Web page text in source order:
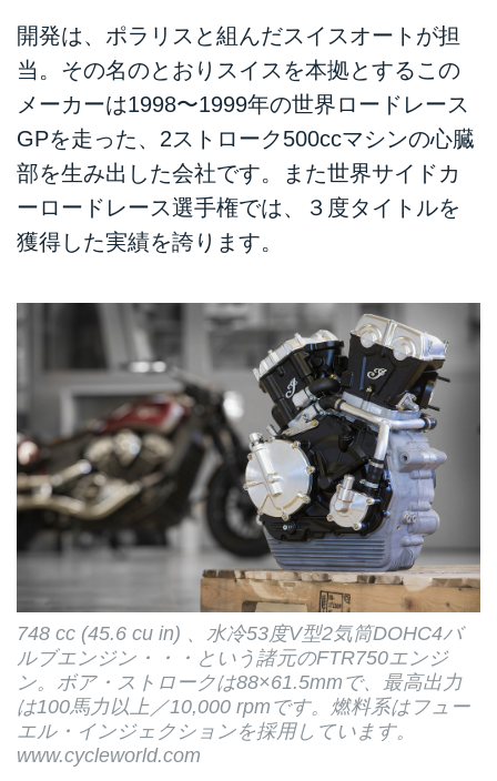
開発は、ポラリスと組んだスイスオートが担
当。その名のとおりスイスを本拠とするこの
メーカーは1998〜1999年の世界ロードレース
GPを走った、2ストローク500ccマシンの心臓
部を生み出した会社です。また世界サイドカ
ーロードレース選手権では、３度タイトルを
獲得した実績を誇ります。
748 cc (45.6 cu in) 、水冷53度V型2気筒DOHC4バ
ルブエンジン・・・という諸元のFTR750エンジ
ン。ボア・ストロークは88×61.5mmで、最高出力
は100馬力以上／10,000 rpmです。燃料系はフュー
エル・インジェクションを採用しています。
www.cycleworld.com